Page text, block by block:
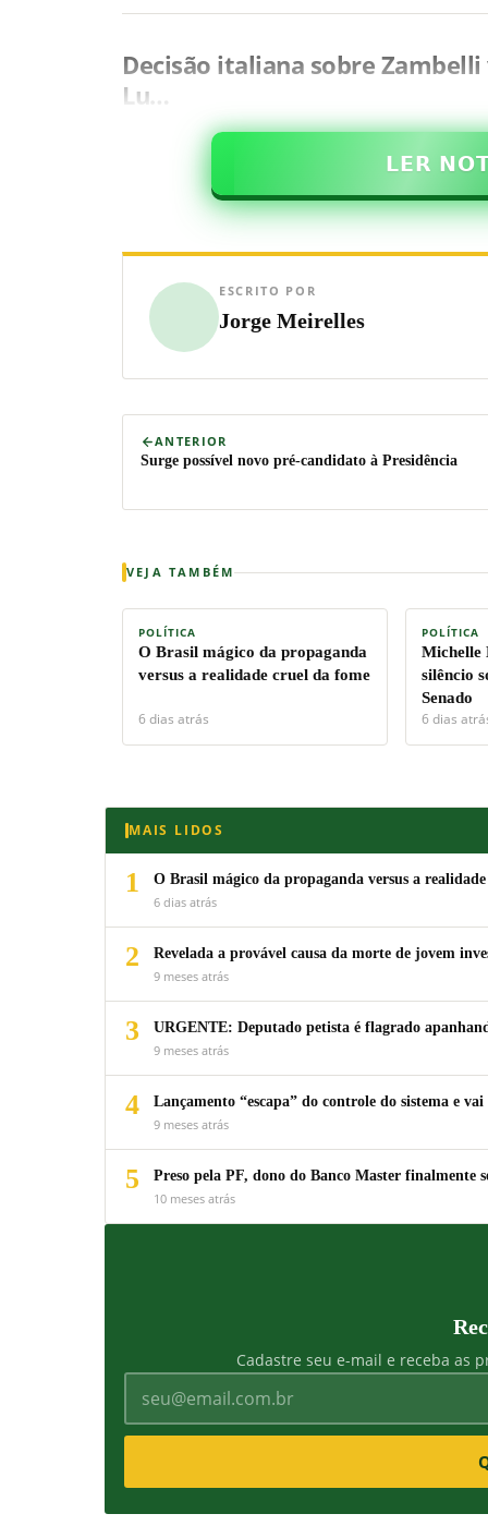
Decisão italiana sobre
Lu…
𝗟𝗘𝗥
ESCRITO POR
Jorge Meirelles
ANTERIOR
Surge possível novo pré-candidato à Presidência
VEJA TAMBÉM
POLÍTICA
O Brasil mágico da propaganda
versus a realidade cruel da fome
6 dias atrás
POLÍTICA
Michelle
silêncio
Senado
6 dias
MAIS LIDOS
1
O Brasil mágico da propaganda versus a
6 dias atrás
2
Revelada a provável causa da morte de jovem
9 meses atrás
3
URGENTE: Deputado petista é flagrado
9 meses atrás
4
Lançamento “escapa” do controle do sistema e
9 meses atrás
5
Preso pela PF, dono do Banco Master finalmente
10 meses atrás
Cadastre seu e-mail e receba as